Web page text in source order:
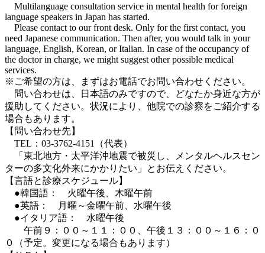
Multilanguage consultation service in mental health for foreign
language speakers in Japan has started.
Please contact to our front desk. Only for the first contact, you
need Japanese communication. Then after, you would talk in your
language, English, Korean, or Italian. In case of the occupancy of
the doctor in charge, we might suggest other possible medical
services.
※ご希望の方は、まずはお電話でお問い合わせください。
問い合わせは、日本語のみですので、どなたか身近な方が
援助してください。状況により、他院での診察をご紹介する
場合もあります。
【問い合わせ先】
TEL：03-3762-4151（代表）
「東北地方・太平洋沖地震で被災し、メンタルヘルスセン
ターの多文化外来にかかりたい」とお伝えください。
【言語と診療スケジュール】
●韓国語： 火曜午後、木曜午前
●英語： 月曜～金曜午前、水曜午後
●イタリア語： 水曜午後
午前９：００～１１：００、午後１３：００～１６：０
０（予定。変更になる場合もあります）